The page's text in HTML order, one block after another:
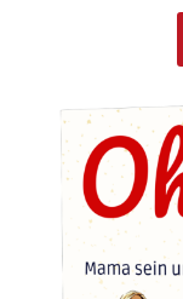
Man nimmt sich
Philosoph) Es